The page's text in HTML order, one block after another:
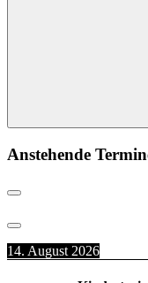
Anstehende
14. August 2026